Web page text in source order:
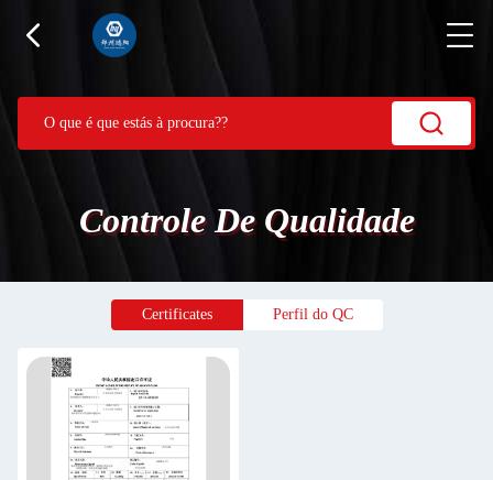
Controle De Qualidade
Certificates Perfil do QC